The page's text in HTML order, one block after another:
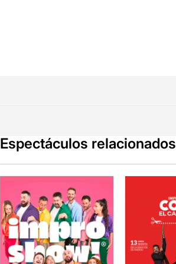
Espectáculos relacionados